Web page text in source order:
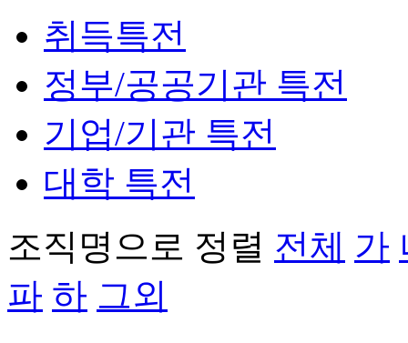
취득특전
정부/공공기관 특전
기업/기관 특전
대학 특전
조직명으로 정렬 전체 가
파 하 그외